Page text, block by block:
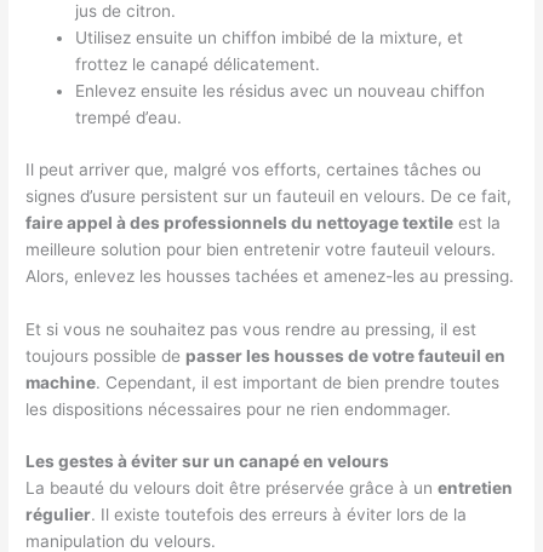
jus de citron.
Utilisez ensuite un chiffon imbibé de la mixture, et
frottez le canapé délicatement.
Enlevez ensuite les résidus avec un nouveau chiffon
trempé d’eau.
Il peut arriver que, malgré vos efforts, certaines tâches ou
signes d’usure persistent sur un fauteuil en velours. De ce fait,
faire appel à des professionnels du nettoyage textile est la
meilleure solution pour bien entretenir votre fauteuil velours.
Alors, enlevez les housses tachées et amenez-les au pressing.
Et si vous ne souhaitez pas vous rendre au pressing, il est
toujours possible de passer les housses de votre fauteuil en
machine. Cependant, il est important de bien prendre toutes
les dispositions nécessaires pour ne rien endommager.
Les gestes à éviter sur un canapé en velours
La beauté du velours doit être préservée grâce à unentretien
régulier. Il existe toutefois des erreurs à éviter lors de la
manipulation du velours.